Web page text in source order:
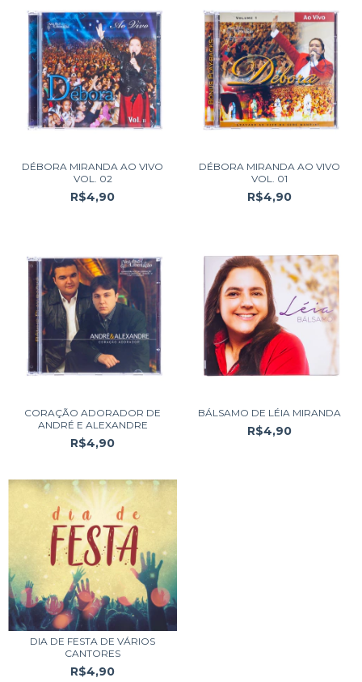
DÉBORA MIRANDA AO VIVO
VOL. 02
R$4,90
DÉBORA MIRANDA AO VIVO
VOL. 01
R$4,90
CORAÇÃO ADORADOR DE
ANDRÉ E ALEXANDRE
R$4,90
BÁLSAMO DE LÉIA MIRANDA
R$4,90
DIA DE FESTA DE VÁRIOS
CANTORES
R$4,90